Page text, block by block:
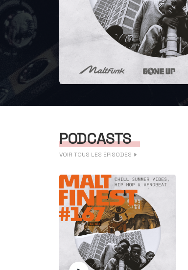
PODCASTS
VOIR TOUS LES ÉPISODES